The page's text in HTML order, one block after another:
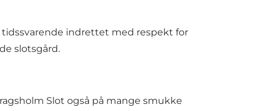
indrettet med respekt for
slotsgård.
Slot også på mange smukke